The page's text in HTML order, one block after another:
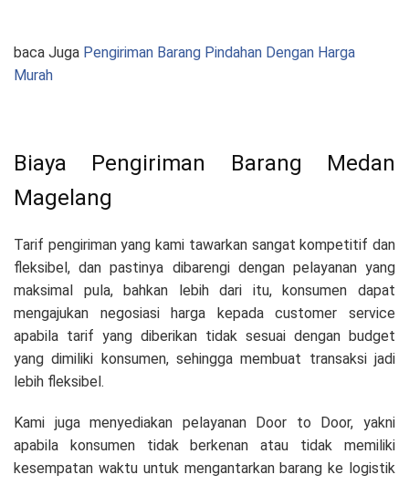
baca Juga Pengiriman Barang Pindahan Dengan Harga
Murah
Biaya Pengiriman Barang Medan
Magelang
Tarif pengiriman yang kami tawarkan sangat kompetitif dan
fleksibel, dan pastinya dibarengi dengan pelayanan yang
maksimal pula, bahkan lebih dari itu, konsumen dapat
mengajukan negosiasi harga kepada customer service
apabila tarif yang diberikan tidak sesuai dengan budget
yang dimiliki konsumen, sehingga membuat transaksi jadi
lebih fleksibel.
Kami juga menyediakan pelayanan Door to Door, yakni
apabila konsumen tidak berkenan atau tidak memiliki
kesempatan waktu untuk mengantarkan barang ke logistik